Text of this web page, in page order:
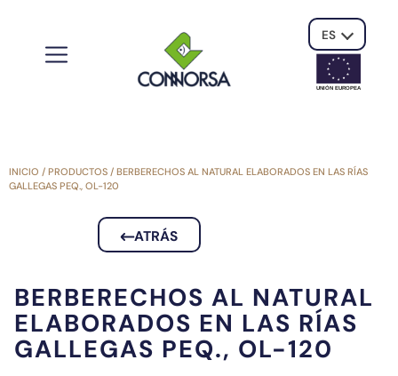
ES
UNIÓN EUROPEA
INICIO / PRODUCTOS / BERBERECHOS AL NATURAL ELABORADOS EN LAS RÍAS
GALLEGAS PEQ., OL-120
ATRÁS
BERBERECHOS AL NATURAL
ELABORADOS EN LAS RÍAS
GALLEGAS PEQ., OL-120